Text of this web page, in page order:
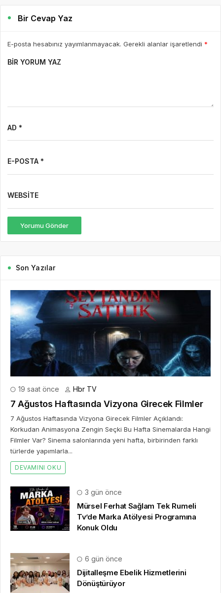
Bir Cevap Yaz
E-posta hesabınız yayımlanmayacak. Gerekli alanlar işaretlendi *
BIR YORUM YAZ
AD *
E-POSTA *
WEBSITE
Yorumu Gönder
Son Yazılar
19 saat önce Hbr TV
7 Ağustos Haftasında Vizyona Girecek Filmler
7 Ağustos Haftasında Vizyona Girecek Filmler Açıklandı:
Korkudan Animasyona Zengin Seçki Bu Hafta Sinemalarda Hangi
Filmler Var? Sinema salonlarında yeni hafta, birbirinden farklı
türlerde yapımlarla...
DEVAMINI OKU
3 gün önce
Mürsel Ferhat Sağlam Tek Rumeli
Tv’de Marka Atölyesi Programına
Konuk Oldu
6 gün önce
Dijitalleşme Ebelik Hizmetlerini
Dönüştürüyor